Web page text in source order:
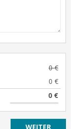
0 €
0 €
0 €